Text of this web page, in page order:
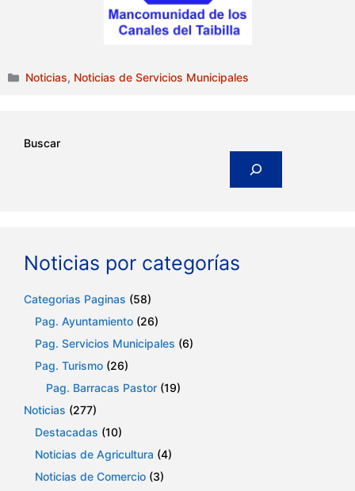
Categorías
Noticias, Noticias de Servicios Municipales
Buscar
Noticias por categorías
Categorias Paginas (58)
Pag. Ayuntamiento (26)
Pag. Servicios Municipales (6)
Pag. Turismo (26)
Pag. Barracas Pastor (19)
Noticias (277)
Destacadas (10)
Noticias de Agricultura (4)
Noticias de Comercio (3)